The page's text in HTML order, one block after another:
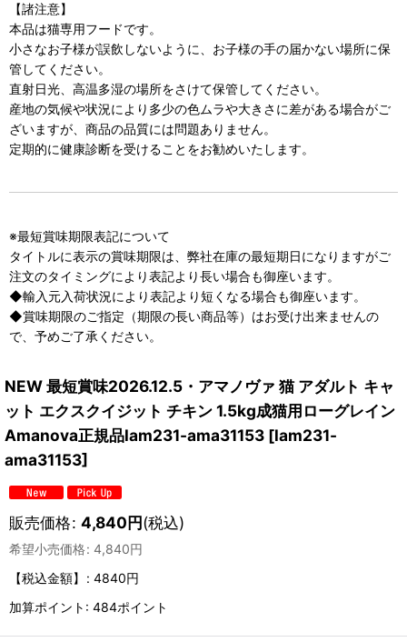
【諸注意】
本品は猫専用フードです。
小さなお子様が誤飲しないように、お子様の手の届かない場所に保
管してください。
直射日光、高温多湿の場所をさけて保管してください。
産地の気候や状況により多少の色ムラや大きさに差がある場合がご
ざいますが、商品の品質には問題ありません。
定期的に健康診断を受けることをお勧めいたします。
※最短賞味期限表記について
タイトルに表示の賞味期限は、弊社在庫の最短期日になりますがご
注文のタイミングにより表記より長い場合も御座います。
◆輸入元入荷状況により表記より短くなる場合も御座います。
◆賞味期限のご指定（期限の長い商品等）はお受け出来ませんの
で、予めご了承ください。
NEW 最短賞味2026.12.5・アマノヴァ 猫 アダルト キャ
ット エクスクイジット チキン 1.5kg成猫用ローグレイン
Amanova正規品lam231-ama31153 [lam231-
ama31153]
販売価格: 4,840円(税込)
希望小売価格: 4,840円
【税込金額】
: 4840円
加算ポイント: 484ポイント